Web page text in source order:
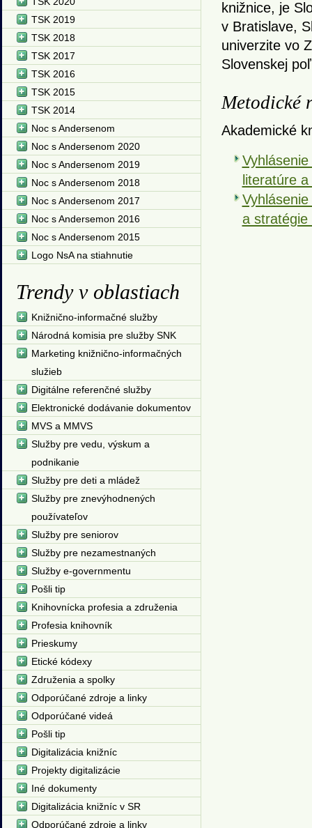
knižnice, je
v Bratislave,
univerzite vo
Slovenskej
Metodické
Akademické
literatúre
a stratégie
TSK 2019
TSK 2018
TSK 2017
TSK 2016
TSK 2015
TSK 2014
Noc s Andersenom
Noc s Andersenom 2020
Noc s Andersenom 2019
Noc s Andersenom 2018
Noc s Andersenom 2017
Noc s Andersemon 2016
Noc s Andersenom 2015
Logo NsA na stiahnutie
Trendy v oblastiach
Knižnično-informačné služby
Národná komisia pre služby SNK
Marketing knižnično-informačných
služieb
Digitálne referenčné služby
Elektronické dodávanie dokumentov
MVS a MMVS
Služby pre vedu, výskum a
podnikanie
Služby pre deti a mládež
Služby pre znevýhodnených
používateľov
Služby pre seniorov
Služby pre nezamestnaných
Služby e-governmentu
Pošli tip
Knihovnícka profesia a združenia
Profesia knihovník
Prieskumy
Etické kódexy
Združenia a spolky
Odporúčané zdroje a linky
Odporúčané videá
Pošli tip
Digitalizácia knižníc
Projekty digitalizácie
Iné dokumenty
Digitalizácia knižníc v SR
Odporúčané zdroje a linky